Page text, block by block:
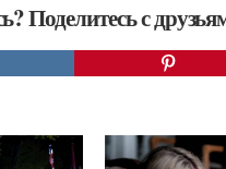
Поделитесь с